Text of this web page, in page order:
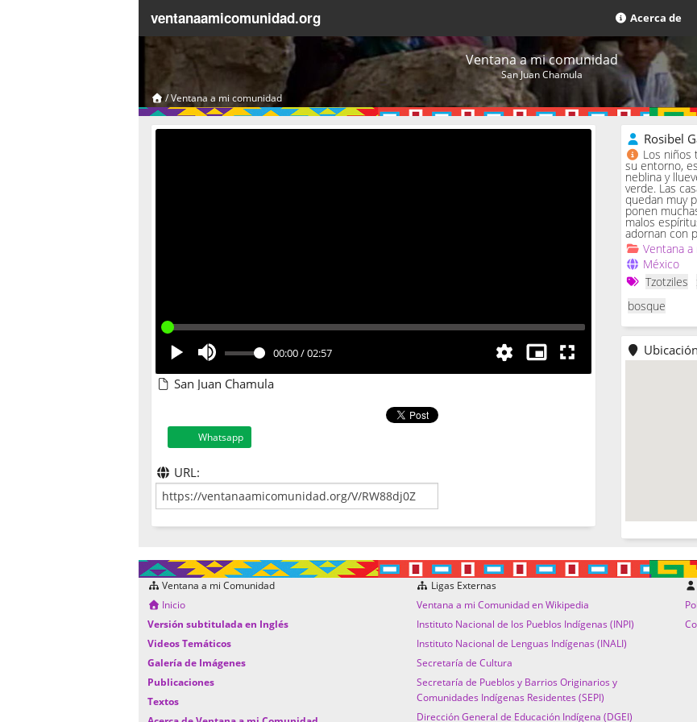
ventanaamicomunidad.org Acerca de
Ventana a mi comunidad
San Juan Chamula
/Ventana a mi comunidad
00:00/02:57
San Juan Chamula
Whatsapp
URL:
Rosibel
Los niños
su entorno,
neblina y
verde. Las
quedan muy
ponen
malos
adornan con
Ventana
México
Tzotziles
bosque
Ventana a mi Comunidad
Inicio
Versión subtitulada en Inglés
Videos Temáticos
Galería de Imágenes
Publicaciones
Textos
Ligas Externas
Ventana a mi Comunidad en Wikipedia
Instituto Nacional de los Pueblos Indígenas (INPI)
Instituto Nacional de Lenguas Indígenas (INALI)
Secretaría de Cultura
Secretaría de Pueblos y Barrios Originarios y
Comunidades Indígenas Residentes (SEPI)
Dirección General de Educación Indígena (DGEI)